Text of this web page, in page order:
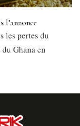
l’annonce
les pertes du
Ghana en